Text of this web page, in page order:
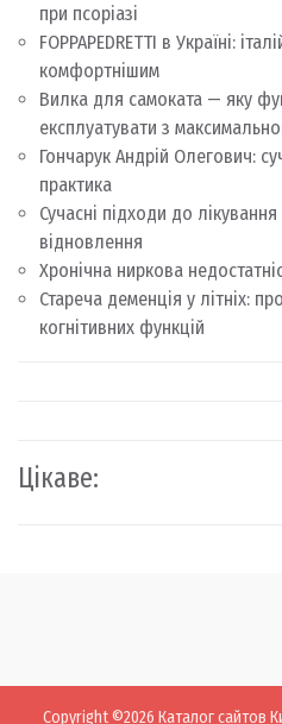
при псоріазі
FOPPAPEDRETTI в Україні:
комфортнішим
Вилка для самоката — яку
експлуатувати з
Гончарук Андрій Олегович:
практика
Сучасні підходи до
відновлення
Хронічна ниркова
Стареча деменція у літніх:
когнітивних функцій
Цікаве:
Copyright ©2026 Каталог сайтов